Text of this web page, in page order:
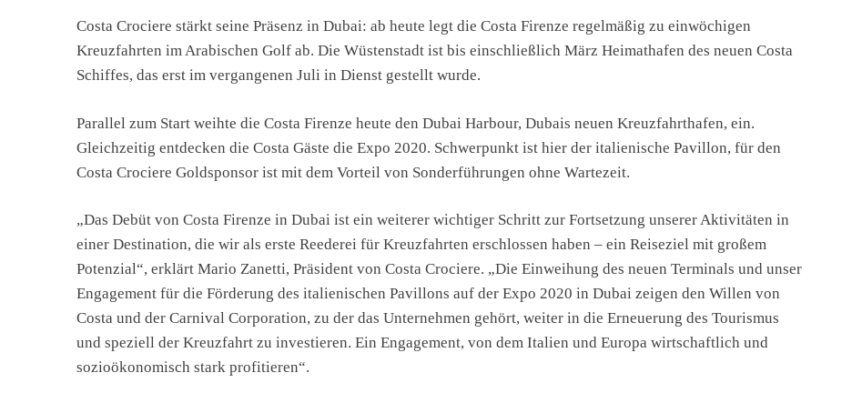
Costa Crociere stärkt seine Präsenz in Dubai: ab heute legt die Costa Firenze regelmäßig zu einwöchigen
Kreuzfahrten im Arabischen Golf ab. Die Wüstenstadt ist bis einschließlich März Heimathafen des neuen Costa
Schiffes, das erst im vergangenen Juli in Dienst gestellt wurde.
Parallel zum Start weihte die Costa Firenze heute den Dubai Harbour, Dubais neuen Kreuzfahrthafen, ein.
Gleichzeitig entdecken die Costa Gäste die Expo 2020. Schwerpunkt ist hier der italienische Pavillon, für den
Costa Crociere Goldsponsor ist mit dem Vorteil von Sonderführungen ohne Wartezeit.
„Das Debüt von Costa Firenze in Dubai ist ein weiterer wichtiger Schritt zur Fortsetzung unserer Aktivitäten in
einer Destination, die wir als erste Reederei für Kreuzfahrten erschlossen haben – ein Reiseziel mit großem
Potenzial“, erklärt Mario Zanetti, Präsident von Costa Crociere. „Die Einweihung des neuen Terminals und unser
Engagement für die Förderung des italienischen Pavillons auf der Expo 2020 in Dubai zeigen den Willen von
Costa und der Carnival Corporation, zu der das Unternehmen gehört, weiter in die Erneuerung des Tourismus
und speziell der Kreuzfahrt zu investieren. Ein Engagement, von dem Italien und Europa wirtschaftlich und
sozioökonomisch stark profitieren“.